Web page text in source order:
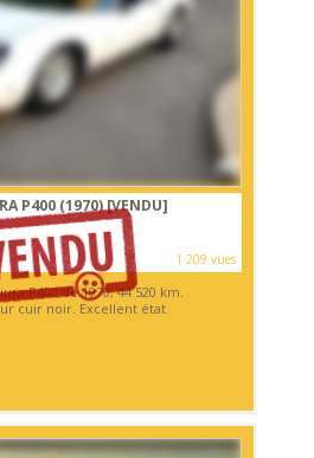
P400 (1970)[VENDU]
1 209 vues
P400 de 1970, 44 520 km.
cuir noir. Excellent état.